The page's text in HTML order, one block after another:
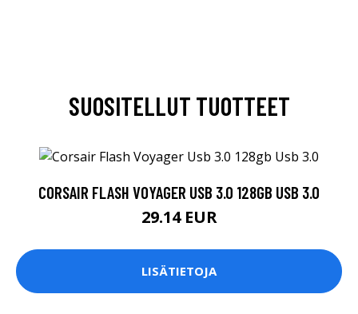
SUOSITELLUT TUOTTEET
CORSAIR FLASH VOYAGER USB 3.0 128GB USB 3.0
29.14 EUR
LISÄTIETOJA